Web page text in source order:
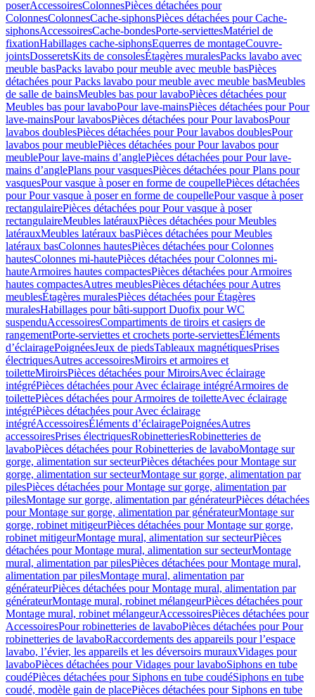
poserAccessoiresColonnesPièces détachées pour
ColonnesColonnesCache-siphonsPièces détachées pour Cache-
siphonsAccessoiresCache-bondesPorte-serviettesMatériel de
fixationHabillages cache-siphonsEquerres de montageCouvre-
jointsDosseretsKits de consolesÉtagères muralesPacks lavabo avec
meuble basPacks lavabo pour meuble avec meuble basPièces
détachées pour Packs lavabo pour meuble avec meuble basMeubles
de salle de bainsMeubles bas pour lavaboPièces détachées pour
Meubles bas pour lavaboPour lave-mainsPièces détachées pour Pour
lave-mainsPour lavabosPièces détachées pour Pour lavabosPour
lavabos doublesPièces détachées pour Pour lavabos doublesPour
lavabos pour meublePièces détachées pour Pour lavabos pour
meublePour lave-mains d’anglePièces détachées pour Pour lave-
mains d’anglePlans pour vasquesPièces détachées pour Plans pour
vasquesPour vasque à poser en forme de coupellePièces détachées
pour Pour vasque à poser en forme de coupellePour vasque à poser
rectangulairePièces détachées pour Pour vasque à poser
rectangulaireMeubles latérauxPièces détachées pour Meubles
latérauxMeubles latéraux basPièces détachées pour Meubles
latéraux basColonnes hautesPièces détachées pour Colonnes
hautesColonnes mi-hautePièces détachées pour Colonnes mi-
hauteArmoires hautes compactesPièces détachées pour Armoires
hautes compactesAutres meublesPièces détachées pour Autres
meublesÉtagères muralesPièces détachées pour Étagères
muralesHabillages pour bâti-support Duofix pour WC
suspenduAccessoiresCompartiments de tiroirs et casiers de
rangementPorte-serviettes et crochets porte-serviettesÉléments
d’éclairagePoignéesJeux de piedsTableaux magnétiquesPrises
électriquesAutres accessoiresMiroirs et armoires et
toiletteMiroirsPièces détachées pour MiroirsAvec éclairage
intégréPièces détachées pour Avec éclairage intégréArmoires de
toilettePièces détachées pour Armoires de toiletteAvec éclairage
intégréPièces détachées pour Avec éclairage
intégréAccessoiresÉléments d’éclairagePoignéesAutres
accessoiresPrises électriquesRobinetteriesRobinetteries de
lavaboPièces détachées pour Robinetteries de lavaboMontage sur
gorge, alimentation sur secteurPièces détachées pour Montage sur
gorge, alimentation sur secteurMontage sur gorge, alimentation par
pilesPièces détachées pour Montage sur gorge, alimentation par
pilesMontage sur gorge, alimentation par générateurPièces détachées
pour Montage sur gorge, alimentation par générateurMontage sur
gorge, robinet mitigeurPièces détachées pour Montage sur gorge,
robinet mitigeurMontage mural, alimentation sur secteurPièces
détachées pour Montage mural, alimentation sur secteurMontage
mural, alimentation par pilesPièces détachées pour Montage mural,
alimentation par pilesMontage mural, alimentation par
générateurPièces détachées pour Montage mural, alimentation par
générateurMontage mural, robinet mélangeurPièces détachées pour
Montage mural, robinet mélangeurAccessoiresPièces détachées pour
AccessoiresPour robinetteries de lavaboPièces détachées pour Pour
robinetteries de lavaboRaccordements des appareils pour l’espace
lavabo, l’évier, les appareils et les déversoirs murauxVidages pour
lavaboPièces détachées pour Vidages pour lavaboSiphons en tube
coudéPièces détachées pour Siphons en tube coudéSiphons en tube
coudé, modèle gain de placePièces détachées pour Siphons en tube